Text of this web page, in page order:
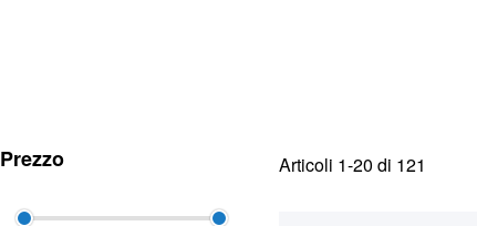
Prezzo Articoli 1-20 di 121